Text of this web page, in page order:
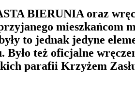
BIERUNIA oraz
mieszkańcom
to jednak jedyne
też oficjalne
parafii Krzyżem